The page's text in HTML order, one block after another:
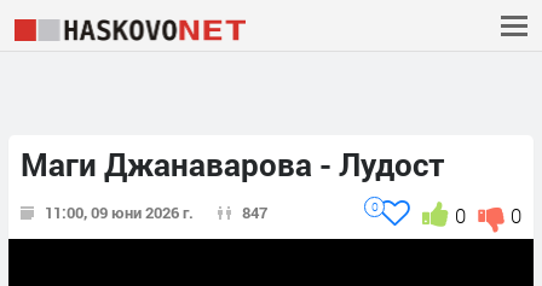
Маги Джанаварова - Лудост
11:00, 09 юни 2026 г. 847 0
0
0